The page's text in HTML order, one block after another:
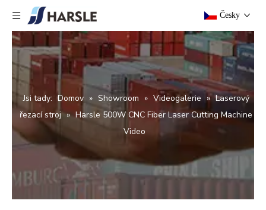
Česky
Jsi tady: Domov » Showroom » Videogalerie » Laserový
řezací stroj » Harsle 500W CNC Fiber Laser Cutting Machine
Video